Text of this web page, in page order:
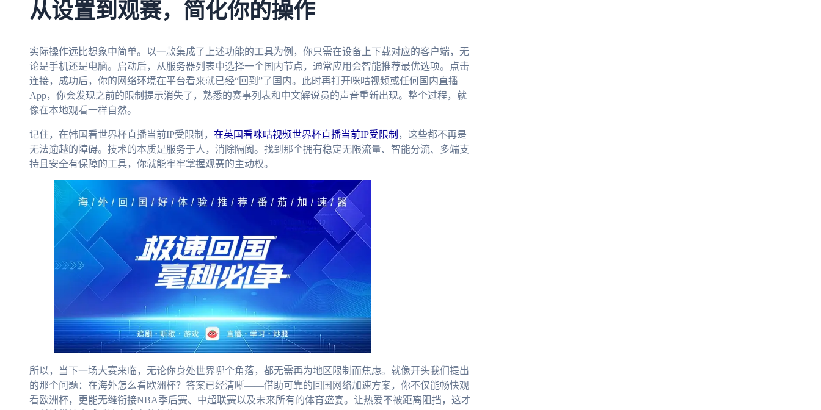
从设置到观赛，简化你的操作
实际操作远比想象中简单。以一款集成了上述功能的工具为例，你只需在设备上下载对应的客户端，无
论是手机还是电脑。启动后，从服务器列表中选择一个国内节点，通常应用会智能推荐最优选项。点击
连接，成功后，你的网络环境在平台看来就已经“回到”了国内。此时再打开咪咕视频或任何国内直播
App，你会发现之前的限制提示消失了，熟悉的赛事列表和中文解说员的声音重新出现。整个过程，就
像在本地观看一样自然。
记住，在韩国看世界杯直播当前IP受限制， 在英国看咪咕视频世界杯直播当前IP受限制 ，这些都不再是
无法逾越的障碍。技术的本质是服务于人，消除隔阂。找到那个拥有稳定无限流量、智能分流、多端支
持且安全有保障的工具，你就能牢牢掌握观赛的主动权。
所以，当下一场大赛来临，无论你身处世界哪个角落，都无需再为地区限制而焦虑。就像开头我们提出
的那个问题：在海外怎么看欧洲杯？答案已经清晰——借助可靠的回国网络加速方案，你不仅能畅快观
看欧洲杯，更能无缝衔接NBA季后赛、中超联赛以及未来所有的体育盛宴。让热爱不被距离阻挡，这才